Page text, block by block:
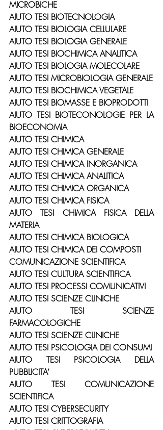
MICROBICHE
AIUTO TESI BIOTECNOLOGIA
AIUTO TESI BIOLOGIA CELLULARE
AIUTO TESI BIOLOGIA GENERALE
AIUTO TESI BIOCHIMICA ANALITICA
AIUTO TESI BIOLOGIA MOLECOLARE
AIUTO TESI MICROBIOLOGIA GENERALE
AIUTO TESI BIOCHIMICA VEGETALE
AIUTO TESI BIOMASSE E BIOPRODOTTI
AIUTO TESI BIOTECONOLOGIE PER LA
BIOECONOMIA
AIUTO TESI CHIMICA
AIUTO TESI CHIMICA GENERALE
AIUTO TESI CHIMICA INORGANICA
AIUTO TESI CHIMICA ANALITICA
AIUTO TESI CHIMICA ORGANICA
AIUTO TESI CHIMICA FISICA
AIUTO TESI CHIMICA FISICA DELLA
MATERIA
AIUTO TESI CHIMICA BIOLOGICA
AIUTO TESI CHIMICA DEI COMPOSTI
COMUNICAZIONE SCIENTIFICA
AIUTO TESI CULTURA SCIENTIFICA
AIUTO TESI PROCESSI COMUNICATIVI
AIUTO TESI SCIENZE CLINICHE
AIUTO TESI SCIENZE
FARMACOLOGICHE
AIUTO TESI SCIENZE CLINICHE
AIUTO TESI PSICOLOGIA DEI CONSUMI
AIUTO TESI PSICOLOGIA DELLA
PUBBLICITA’
AIUTO TESI COMUNICAZIONE
SCIENTIFICA
AIUTO TESI CYBERSECURITY
AIUTO TESI CRITTOGRAFIA